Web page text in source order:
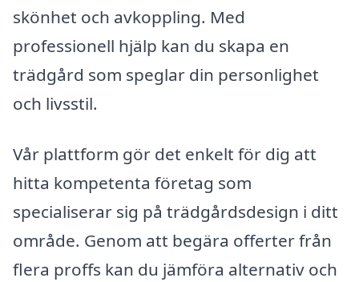
skönhet och avkoppling. Med
professionell hjälp kan du skapa en
trädgård som speglar din personlighet
och livsstil.
Vår plattform gör det enkelt för dig att
hitta kompetenta företag som
specialiserar sig på trädgårdsdesign i ditt
område. Genom att begära offerter från
flera proffs kan du jämföra alternativ och